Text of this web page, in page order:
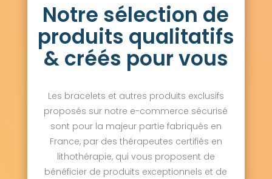
Notre sélection de
produits qualitatifs
& créés pour vous
Les bracelets et autres produits exclusifs
proposés sur notre e-commerce sécurisé
sont pour la majeur partie fabriqués en
France, par des thérapeutes certifiés en
lithothérapie, qui vous proposent de
bénéficier de produits exceptionnels et de